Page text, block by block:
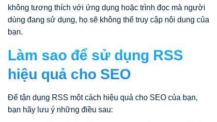
không tương thích với ứng dụng hoặc trình đọc mà người
dùng đang sử dụng, họ sẽ không thể truy cập nội dung của
bạn.
Làm sao để sử dụng RSS
hiệu quả cho SEO
Để tận dụng RSS một cách hiệu quả cho SEO của bạn,
bạn hãy lưu ý những điều sau: